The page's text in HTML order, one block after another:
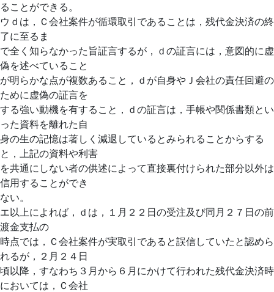
ることができる。
ウｄは，Ｃ会社案件が循環取引であることは，残代金決済の終
了に至るま
で全く知らなかった旨証言するが，ｄの証言には，意図的に虚
偽を述べていること
が明らかな点が複数あること，ｄが自身やＪ会社の責任回避の
ために虚偽の証言を
する強い動機を有すること，ｄの証言は，手帳や関係書類とい
った資料を離れた自
身の生の記憶は著しく減退しているとみられることからする
と，上記の資料や利害
を共通にしない者の供述によって直接裏付けられた部分以外は
信用することができ
ない。
エ以上によれば，ｄは，１月２２日の受注及び同月２７日の前
渡金支払の
時点では，Ｃ会社案件が実取引であると誤信していたと認めら
れるが，２月２４日
頃以降，すなわち３月から６月にかけて行われた残代金決済時
においては，Ｃ会社